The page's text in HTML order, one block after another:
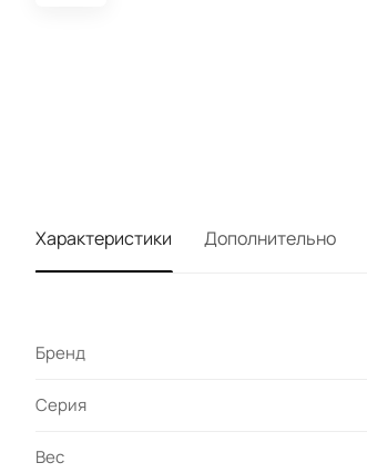
Характеристики Дополнительно
Бренд
Серия
Вес